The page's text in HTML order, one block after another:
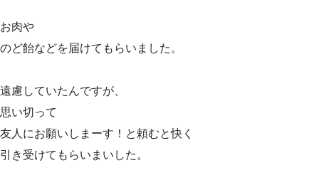
お肉や
のど飴などを届けてもらいました。
遠慮していたんですが、
思い切って
友人にお願いしまーす！と頼むと快く
引き受けてもらいまいした。